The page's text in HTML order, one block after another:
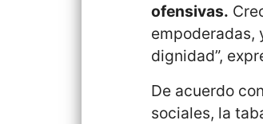
ofensivas.
empoderadas,
dignidad”,
De acuerdo
sociales, la